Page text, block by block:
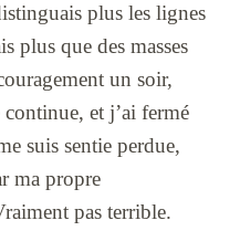
plus les lignes
plus que des masses
un soir,
et j’ai fermé
suis sentie perdue,
ma propre
pas terrible.